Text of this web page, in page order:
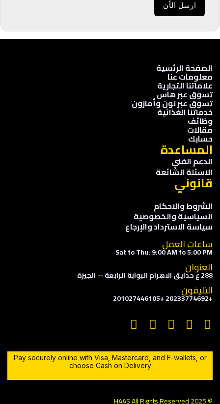
ارسل الأن
الصفحة الرئسية
معلومات عنا
علاماتنا التجارية
تسوق عبر هاس
تسوق عبر نون وأمازون
خدماتنا الغذائية
وظائف
مقالات
حسابك
المساعدة
الدعم الفني
الاسئلة الشائعة
قانوني
الشروط والاحكام
السياسية والخصوصية
سياسة الاسترداد والإرجاع
ساعات العمل
Sat to Thu: 9:00 AM to 5:00 PM
العنوان
288 ع حدايق الاهرام البوابة الرابعة -- الجيزة
التليفون
Pay securely online with Visa, Mastercard, and E-wallets, or
choose Cash on Delivery